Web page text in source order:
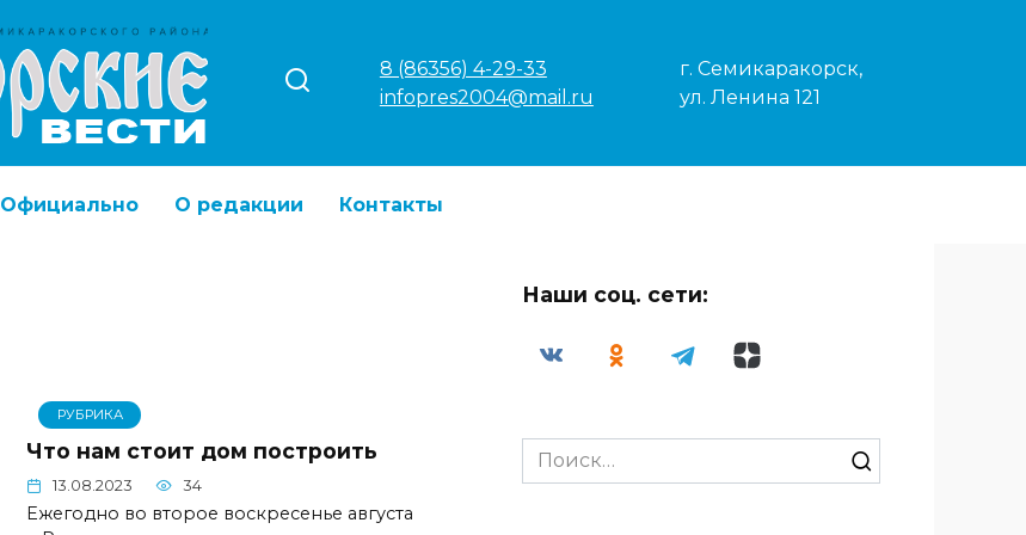
8 (86356) 4-29-33
infopres2004@mail.ru
г. Семикаракорск,
ул. Ленина 121
Официально О редакции Контакты
РУБРИКА
Что нам стоит дом построить
13.08.2023 34
Ежегодно во второе воскресенье августа
Наши соц. сети:
Search
for: